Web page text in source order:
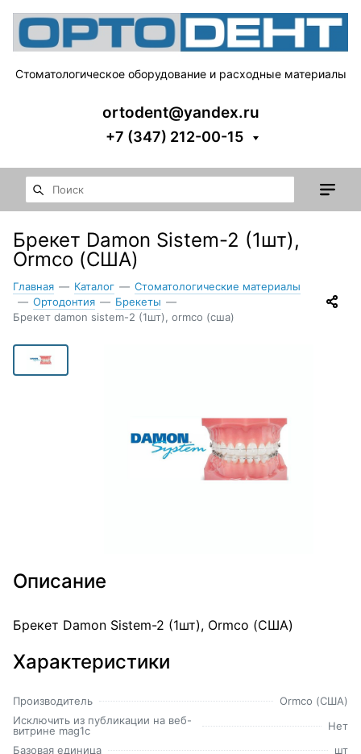
Стоматологическое оборудование и расходные материалы
ortodent@yandex.ru
+7 (347) 212-00-15
Брекет Damon Sistem-2 (1шт),
Ormco (США)
Главная — Каталог — Стоматологические материалы
— Ортодонтия — Брекеты —
Брекет damon sistem-2 (1шт), ormco (сша)
Описание
Брекет Damon Sistem-2 (1шт), Ormco (США)
Характеристики
Производитель
Ormco (США)
Исключить из публикации на веб-
витрине mag1c
Нет
Базовая единица
шт